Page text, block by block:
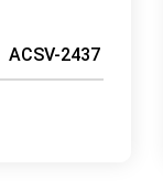
ACSV-2437